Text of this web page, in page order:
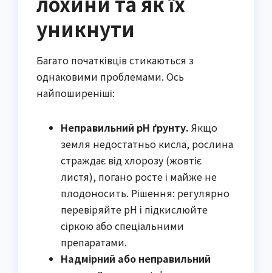
уникнути
Багато початківців стикаються з
однаковими проблемами. Ось
найпоширеніші:
Неправильний pH ґрунту. Якщо
земля недостатньо кисла, рослина
страждає від хлорозу (жовтіє
листя), погано росте і майже не
плодоносить. Рішення: регулярно
перевіряйте pH і підкислюйте
сіркою або спеціальними
препаратами.
Надмірний або неправильний